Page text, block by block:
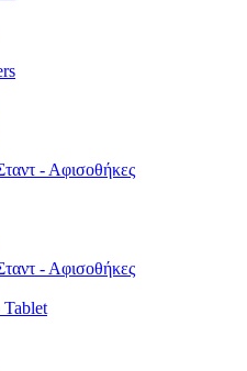
- Αφισοθήκες
- Αφισοθήκες